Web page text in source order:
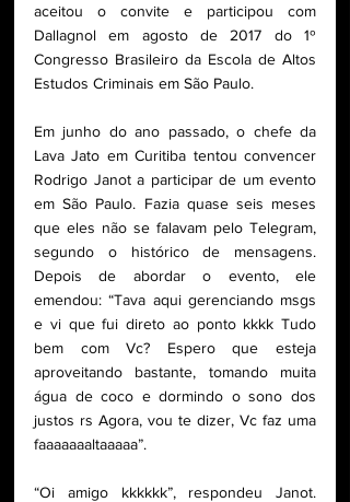
aceitou o convite e participou com
Dallagnol em agosto de 2017 do 1º
Congresso Brasileiro da Escola de Altos
Estudos Criminais em São Paulo.
Em junho do ano passado, o chefe da
Lava Jato em Curitiba tentou convencer
Rodrigo Janot a participar de um evento
em São Paulo. Fazia quase seis meses
que eles não se falavam pelo Telegram,
segundo o histórico de mensagens.
Depois de abordar o evento, ele
emendou: “Tava aqui gerenciando msgs
e vi que fui direto ao ponto kkkk Tudo
bem com Vc? Espero que esteja
aproveitando bastante, tomando muita
água de coco e dormindo o sono dos
justos rs Agora, vou te dizer, Vc faz uma
faaaaaaaltaaaaa”.
“Oi amigo kkkkkk”, respondeu Janot.